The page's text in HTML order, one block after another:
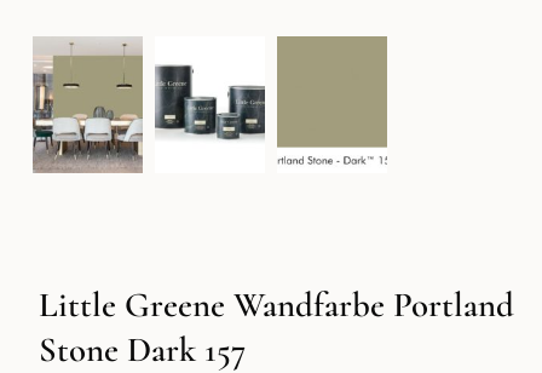
Little Greene Wandfarbe Portland
Stone Dark 157